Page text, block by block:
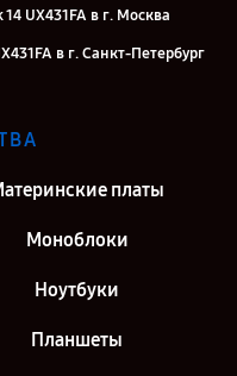
UX431FA в г. Москва
в г. Санкт-Петербург
платы
Моноблоки
Ноутбуки
Планшеты